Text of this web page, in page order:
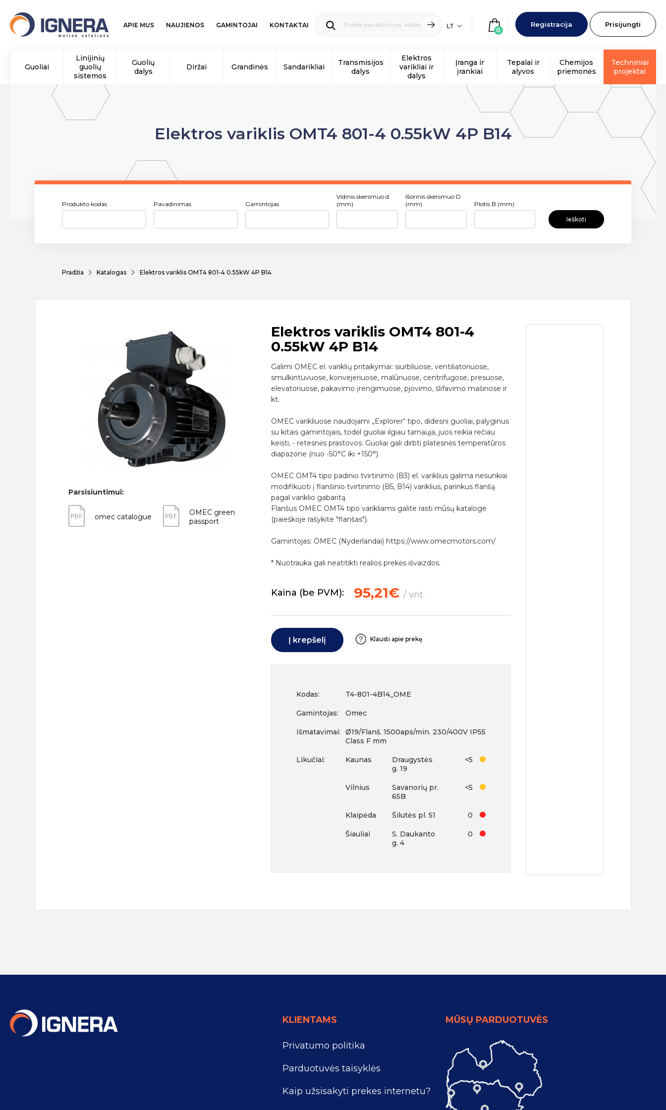
APIE MUS NAUJIENOS GAMINTOJAI KONTAKTAI LT
0
Registracija Prisijungti
Guoliai
Linijinių
guolių
sistemos
Guolių
dalys
Diržai Grandinės Sandarikliai
Transmisijos
dalys
Elektros
varikliai ir
dalys
Įranga ir
įrankiai
Tepalai ir
alyvos
Chemijos
priemonės
Techniniai
projektai
Elektros variklis OMT4 801-4 0.55kW 4P B14
Produkto kodas Pavadinimas Gamintojas
Vidinis skersmuo d
(mm)
Išorinis skersmuo D
(mm)
Plotis B (mm)
Ieškoti
Pradžia Katalogas Elektros variklis OMT4 801-4 0.55kW 4P B14
Parsisiuntimui:
PDF omec catalogue PDF
OMEC green
passport
Elektros variklis OMT4 801-4
0.55kW 4P B14
Galimi OMEC el. variklių pritaikymai: siurbliuose, ventiliatoriuose,
smulkintuvuose, konvejeriuose, malūnuose, centrifugose, presuose,
elevatoriuose, pakavimo įrengimuose, pjovimo, šlifavimo mašinose ir
kt.
OMEC varikliuose naudojami „Explorer“ tipo, didesni guoliai, palyginus
su kitais gamintojais, todėl guoliai ilgiau tarnauja, juos reikia rečiau
keisti, - retesnės prastovos. Guoliai gali dirbti platesnės temperatūros
diapazone (nuo -50°C iki +150°).
OMEC OMT4 tipo padinio tvirtinimo (B3) el. variklius galima nesunkiai
modifikuoti į flanšinio tvirtinimo (B5, B14) variklius, parinkus flanšą
pagal variklio gabaritą.
Flanšus OMEC OMT4 tipo varikliams galite rasti mūsų kataloge
(paieškoje rašykite "flanšas").
Gamintojas: OMEC (Nyderlandai) https://www.omecmotors.com/
* Nuotrauka gali neatitikti realios prekės išvaizdos.
Kaina (be PVM): 95,21€ / vnt.
Į krepšelį Klausti apie prekę
Kodas: T4-801-4B14_OME
Gamintojas: Omec
Išmatavimai:
Ø19/Flanš. 1500aps/min. 230/400V IP55
Class F mm
Likučiai: Kaunas
Draugystės
g. 19
<5
Vilnius
Savanorių pr.
65B
<5
Klaipėda Šilutės pl. 51 0
Šiauliai
S. Daukanto
g. 4
0
KLIENTAMS
Privatumo politika
Parduotuvės taisyklės
Kaip užsisakyti prekes internetu?
MŪSŲ PARDUOTUVĖS